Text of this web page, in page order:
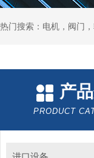
热门搜索：电机，阀门
产
PRODUCT